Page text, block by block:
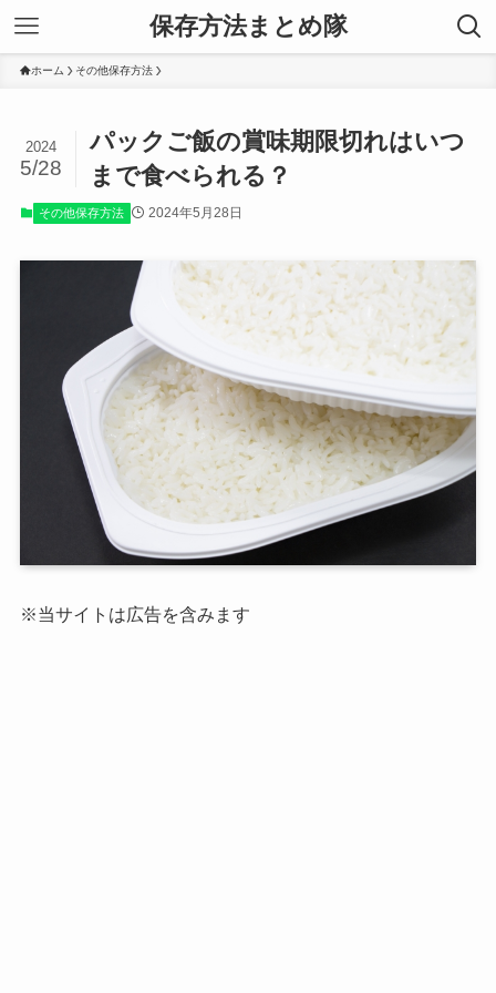
保存方法まとめ隊
ホーム その他保存方法
パックご飯の賞味期限切れはいつ
まで食べられる？
2024
5/28
その他保存方法 2024年5月28日
※当サイトは広告を含みます